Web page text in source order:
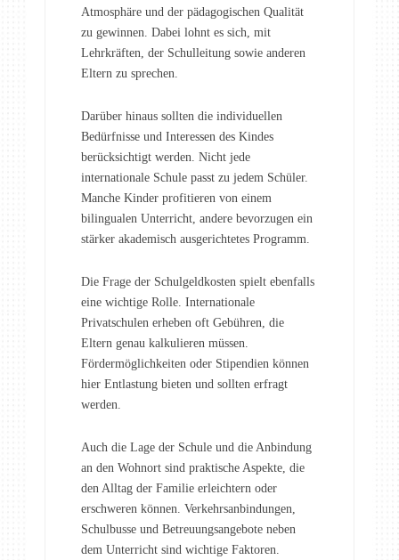
Atmosphäre und der pädagogischen Qualität
zu gewinnen. Dabei lohnt es sich, mit
Lehrkräften, der Schulleitung sowie anderen
Eltern zu sprechen.
Darüber hinaus sollten die individuellen
Bedürfnisse und Interessen des Kindes
berücksichtigt werden. Nicht jede
internationale Schule passt zu jedem Schüler.
Manche Kinder profitieren von einem
bilingualen Unterricht, andere bevorzugen ein
stärker akademisch ausgerichtetes Programm.
Die Frage der Schulgeldkosten spielt ebenfalls
eine wichtige Rolle. Internationale
Privatschulen erheben oft Gebühren, die
Eltern genau kalkulieren müssen.
Fördermöglichkeiten oder Stipendien können
hier Entlastung bieten und sollten erfragt
werden.
Auch die Lage der Schule und die Anbindung
an den Wohnort sind praktische Aspekte, die
den Alltag der Familie erleichtern oder
erschweren können. Verkehrsanbindungen,
Schulbusse und Betreuungsangebote neben
dem Unterricht sind wichtige Faktoren.